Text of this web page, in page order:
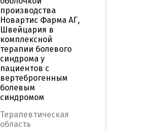
производства
Новартис Фарма АГ,
Швейцария в
комплексной
терапии болевого
синдрома у
пациентов с
вертеброгенным
болевым
синдромом
Терапевтическая
область